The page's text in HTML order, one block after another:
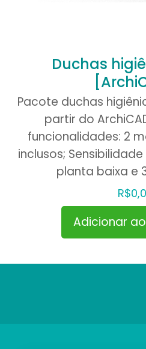
Duchas
Pacote duchas
partir do
funcionalidades: 2
inclusos;
planta baixa e
R$
Adicionar